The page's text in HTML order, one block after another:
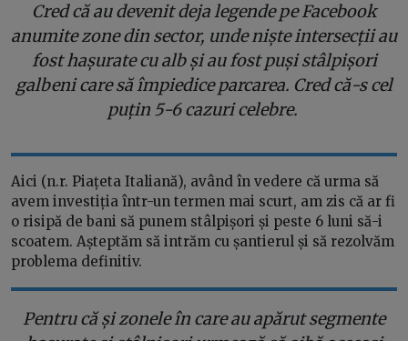
Cred că au devenit deja legende pe Facebook
anumite zone din sector, unde niște intersecții au
fost hașurate cu alb și au fost puși stâlpișori
galbeni care să împiedice parcarea. Cred că-s cel
puțin 5-6 cazuri celebre.
Aici (n.r. Piațeta Italiană), având în vedere că urma să
avem investiția într-un termen mai scurt, am zis că ar fi
o risipă de bani să punem stâlpișori și peste 6 luni să-i
scoatem. Așteptăm să intrăm cu șantierul și să rezolvăm
problema definitiv.
Pentru că și zonele în care au apărut segmente